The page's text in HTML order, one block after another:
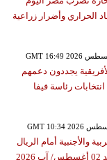
الحراري وأضرار زراعية
يجددون دعمهم
انتخابات رئاسة فيفا
والأجنبية أمام الريال